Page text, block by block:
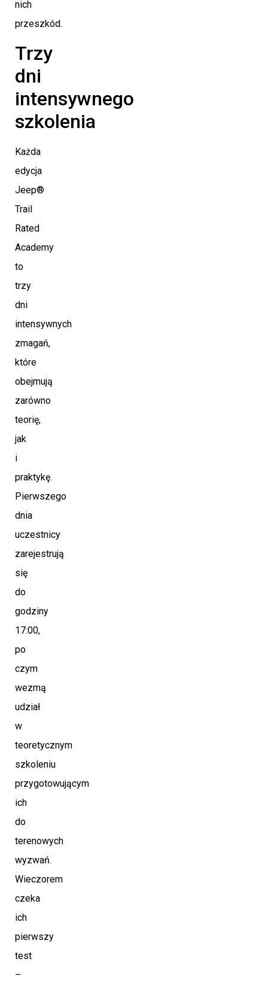
nich
przeszkód.
Trzy
dni
intensywnego
szkolenia
Każda
edycja
Jeep®
Trail
Rated
Academy
to
trzy
dni
intensywnych
zmagań,
które
obejmują
zarówno
teorię,
jak
i
praktykę.
Pierwszego
dnia
uczestnicy
zarejestrują
się
do
godziny
17:00,
po
czym
wezmą
udział
w
teoretycznym
szkoleniu
przygotowującym
ich
do
terenowych
wyzwań.
Wieczorem
czeka
ich
pierwszy
test
–